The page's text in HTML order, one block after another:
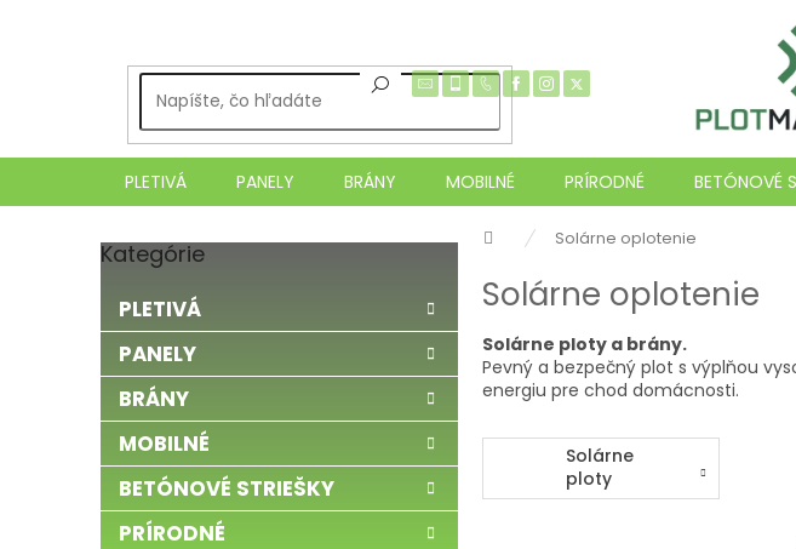
PLETIVÁ PANELY BRÁNY MOBILNÉ PRÍRODNÉ BETÓNOVÉ
DomovSolárne oplotenie
B
č
ý
a
l
Preskočiť
kategórie
Kategórie
PLETIVÁ
PANELY
BRÁNY
MOBILNÉ
BETÓNOVÉ STRIEŠKY
PRÍRODNÉ
Solárne oplotenie
Solárne ploty a brány.
Pevný a bezpečný plot s výplňou
energiu pre chod domácnosti.
Solárne
ploty